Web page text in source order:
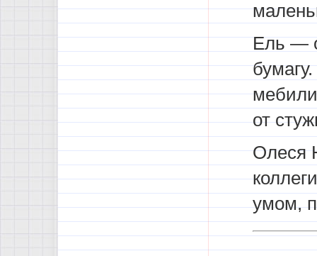
Ель —
от
Олеся
умом,